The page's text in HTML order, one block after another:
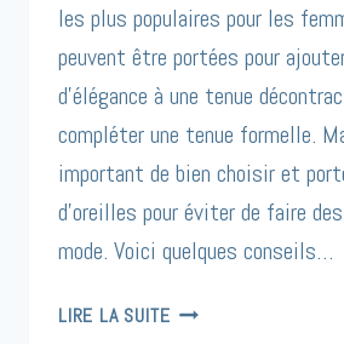
les plus populaires pour les
peuvent être portées pour
d’élégance à une tenue
compléter une tenue formelle.
important de bien choisir et
d’oreilles pour éviter de faire
mode. Voici quelques conseils…
LIRE LA SUITECOMMENT